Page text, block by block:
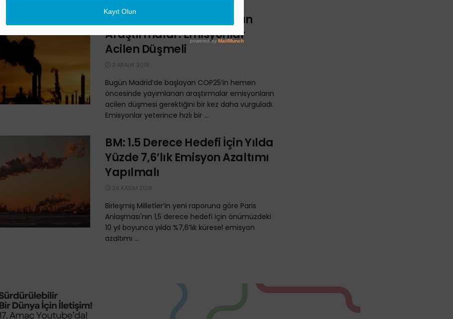
COP25 Öncesi Yayımlanan
Araştırmalar: Emisyonlar
Acilen Düşmeli
2 ARALIK 2019
Bugün Madrid’de başlayan COP25’in hemen
öncesinde yayımlanan araştırmalar emisyonların
acilen düşmesi gerektiğini bir kez daha vurguladı.
Emisyonlar yeterince hızlı bir ...
BM: 1.5 Derece Hedefi İçin Yılda
Yüzde 7,6’lık Emisyon Azaltımı
Yapılmalı
26 KASIM 2019
Birleşmiş Milletler’in yeni raporuna göre Paris
Anlaşması'nın 1,5 derece hedefi için önümüzdeki
10 yıl boyunca yılda %7,6’lık küresel emisyon
azaltımı ...